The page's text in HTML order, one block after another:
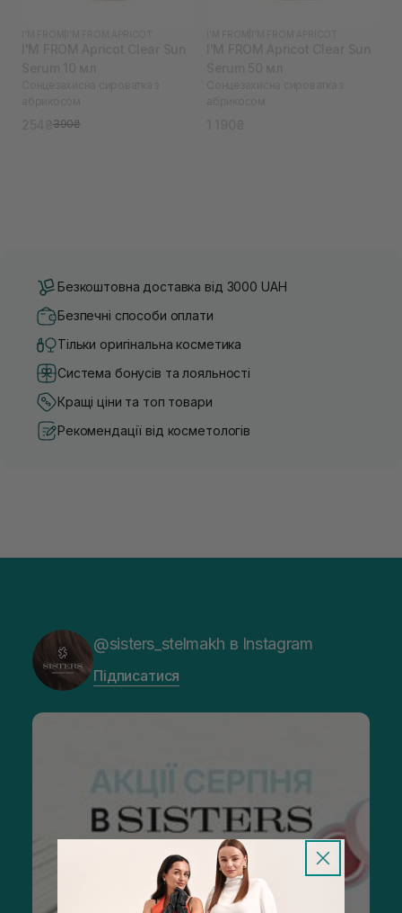
390₴
Безкоштовна доставка від 3000 UAH
Безпечні способи оплати
Тільки оригінальна косметика
Система бонусів та лояльності
Кращі ціни та топ товари
Рекомендації від косметологів
@sisters_stelmakh в Instagram
Підписатися